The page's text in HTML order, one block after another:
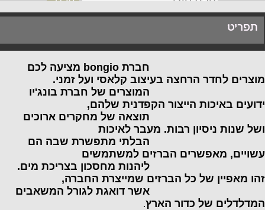
תפריט
חברת bongio מציעה לכם
לחדר הרחצה בעיצוב קלאסי ועל זמני.
של חברת בונג'יו
באיכות הייצור הקפדנית שלהם,
של מחקרים ארוכים
שנות ניסיון רבות. מעבר לאיכות
מתפשרת שבה הם
מאפשרים הברזים למשתמשים
מחסכון בצריכת מים.
מאפיין של כל הברזים שמייצרת החברה,
דואגת לגורל המשאבים
של כדור הארץ.